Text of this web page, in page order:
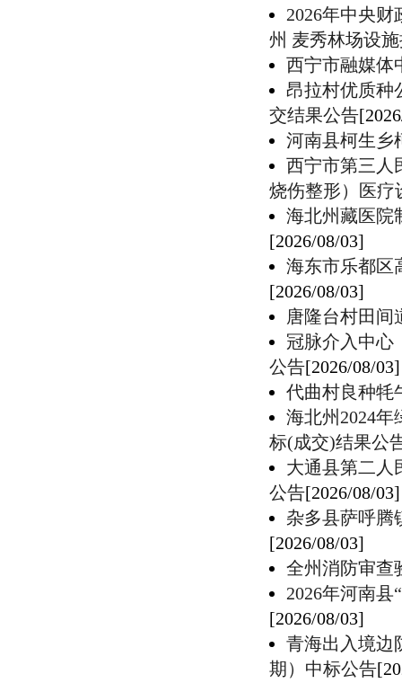
2026年中央
州 麦秀林场设
西宁市融媒体
昂拉村优质种
交结果公告
河南县柯生乡
西宁市第三人
烧伤整形）医疗
海北州藏医院
[2026/08/03]
海东市乐都区
[2026/08/03]
唐隆台村田间
冠脉介入中心
公告[2026/08/03]
代曲村良种牦
海北州2024
标(成交)结果公
大通县第二人
公告[2026/08/03]
杂多县萨呼腾
[2026/08/03]
全州消防审查
2026年河南
[2026/08/03]
青海出入境边
期）中标公告